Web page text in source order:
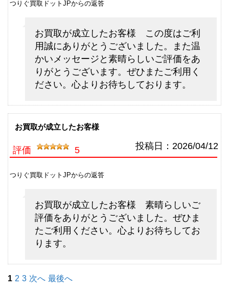
釣具買取クーポン
g-
シマノ フライロッド アスキス
J1408 未使用
釣具買取クーポンg-
turi20260502 （2026/05/31迄）
36,000円
2026/05/02
シマノ フライロッド フリースト
ーン LD-S 9025 未使用
釣具買取クーポン g-
turi20260503（2026/05/31迄）
15,000円
2026/05/02
シマノ フライロッド リーストー
ン LD-S 9028 ＃8 9’2” 未使用
turi20260504 （2026/05/31迄）
13,500円
2026/05/02
ーン 7063 ＃3 7’6” 未使用
釣具買取クーポンg-
turi20260505 （2026/05/31迄）
2026/05/02
ダイワ ベイトリール TDジリオン
使用
釣具買取クーポン
つりぐ買取ドットJPからの返答
お買取が成立したお客様 この度はご利
用誠にありがとうございました。また温
かいメッセージと素晴らしいご評価をあ
りがとうございます。ぜひまたご利用く
ださい。心よりお待ちしております。
お買取が成立したお客様
評価 5 投稿日： 2026/04/12
つりぐ買取ドットJPからの返答
お買取が成立したお客様 素晴らしいご
評価をありがとうございました。ぜひま
たご利用ください。心よりお待ちしてお
ります。
1 2 3 次へ 最後へ